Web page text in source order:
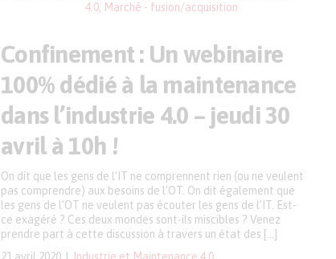
4.0 Marché - fusion/acquisition
Confinement : Un webinaire
100% dédié à la maintenance
dans l’industrie 4.0 – jeudi 30
avril à 10h !
On dit que les gens de l’IT ne comprennent rien (ou ne veulent
pas comprendre) aux besoins de l’OT. On dit également que
les gens de l’OT ne veulent pas écouter les gens de l’IT. Est-
ce exagéré ? Ces deux mondes sont-ils miscibles ? Venez
prendre part à cette discussion à travers un état des […]